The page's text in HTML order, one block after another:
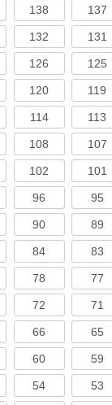
138 137
132 131
126 125
120 119
114 113
108 107
102 101
96 95
90 89
84 83
78 77
72 71
66 65
60 59
54 53